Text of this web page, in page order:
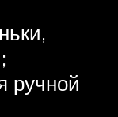
ручной